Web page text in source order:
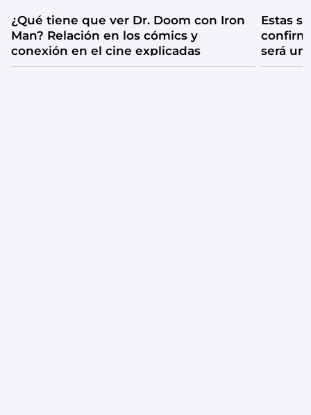
¿Qué tiene que ver Dr. Doom con Iron
Man? Relación en los cómics y
conexión en el cine explicadas
Estas
será